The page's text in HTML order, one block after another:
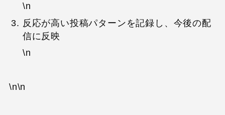
\n
反応が高い投稿パターンを記録し、今後の配
信に反映
\n
\n\n